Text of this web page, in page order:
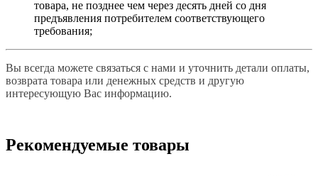
товара, не позднее чем через десять дней со дня
предъявления потребителем соответствующего
требования;
Вы всегда можете связаться с нами и уточнить детали оплаты,
возврата товара или денежных средств и другую
интересующую Вас информацию.
Рекомендуемые товары